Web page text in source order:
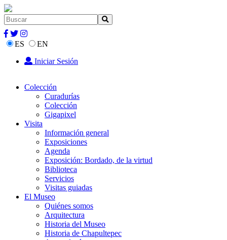
ES
EN
Iniciar Sesión
Colección
Curadurías
Colección
Gigapixel
Visita
Información general
Exposiciones
Agenda
Exposición: Bordado, de la virtud
Biblioteca
Servicios
Visitas guiadas
El Museo
Quiénes somos
Arquitectura
Historia del Museo
Historia de Chapultepec